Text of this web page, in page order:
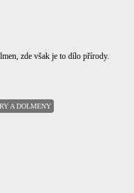
zde však je to dílo přírody.
A DOLMENY